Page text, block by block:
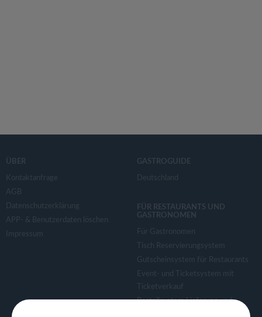
ÜBER
Kontaktanfrage
AGB
Datenschutzerklärung
APP- & Benutzerdaten löschen
Impressum
GASTROGUIDE
Deutschland
FÜR RESTAURANTS UND
GASTRONOMEN
Für Gastronomen
Tisch Reservierungsystem
Gutscheinsystem für Restaurants
Event- und Ticketsystem mit
Ticketverkauf
Bestellsystem Lieferung und